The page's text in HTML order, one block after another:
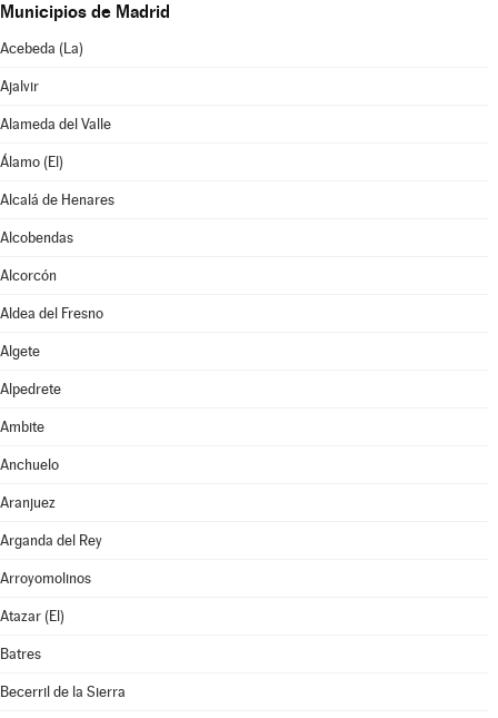
Municipios de Madrid
Acebeda (La)
Ajalvir
Alameda del Valle
Álamo (El)
Alcalá de Henares
Alcobendas
Alcorcón
Aldea del Fresno
Algete
Alpedrete
Ambite
Anchuelo
Aranjuez
Arganda del Rey
Arroyomolinos
Atazar (El)
Batres
Becerril de la Sierra